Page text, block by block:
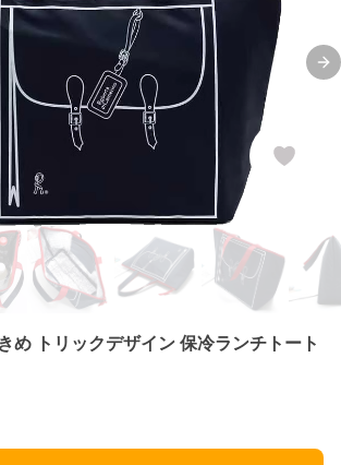
め トリックデザイン 保冷ランチトート